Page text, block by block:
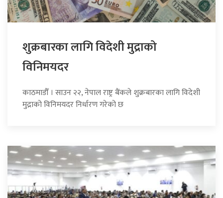
शुक्रबारका लागि विदेशी मुद्राको
विनिमयदर
काठमाडौँ । साउन २२, नेपाल राष्ट्र बैंकले शुक्रबारका लागि विदेशी
मुद्राको विनिमयदर निर्धारण गरेको छ